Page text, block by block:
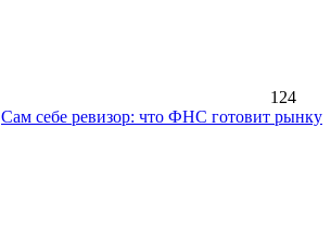
124
Сам себе ревизор: что ФНС готовит рынку